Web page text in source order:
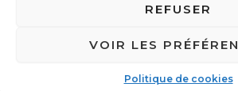
REFUSER
VOIR LES
Politique de cookies
Copyright © 2026 Imprimerie